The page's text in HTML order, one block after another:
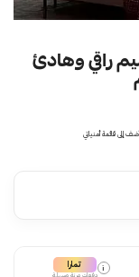
راقي وهادئ
أضف إلى قائمة أمنياتي
i تمارا